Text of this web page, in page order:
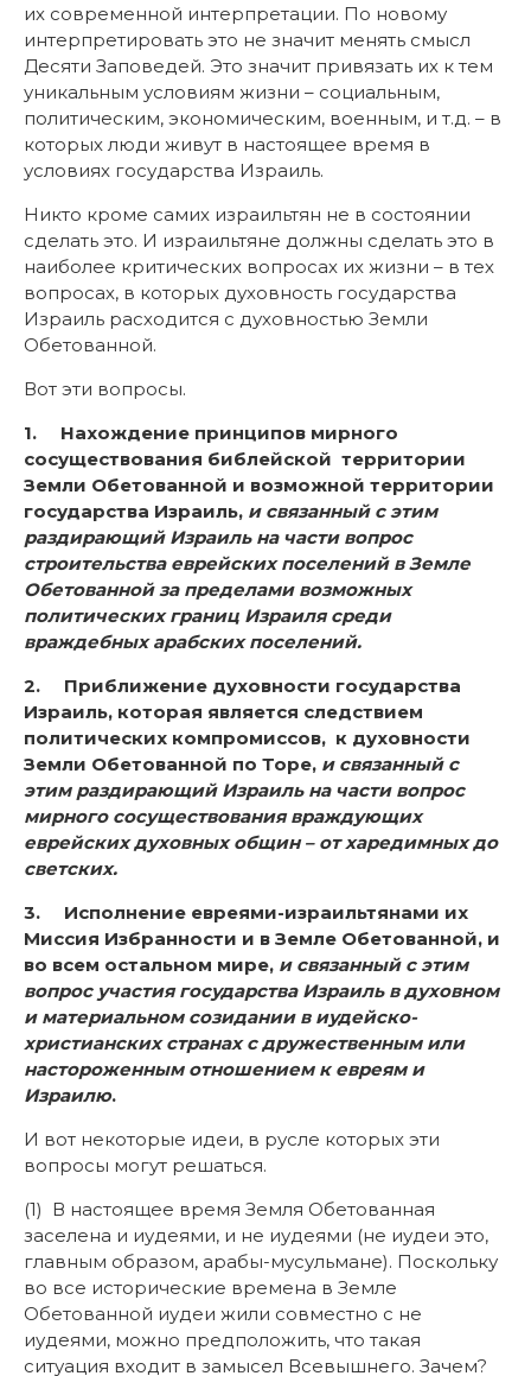
их современной интерпретации. По новому
интерпретировать это не значит менять смысл
Десяти Заповедей. Это значит привязать их к тем
уникальным условиям жизни – социальным,
политическим, экономическим, военным, и т.д. – в
которых люди живут в настоящее время в
условиях государства Израиль.
Никто кроме самих израильтян не в состоянии
сделать это. И израильтяне должны сделать это в
наиболее критических вопросах их жизни – в тех
вопросах, в которых духовность государства
Израиль расходится с духовностью Земли
Обетованной.
Вот эти вопросы.
1. Нахождение принципов мирного
сосуществования библейской территории
Земли Обетованной и возможной территории
государства Израиль, и связанный с этим
раздирающий Израиль на части вопрос
строительства еврейских поселений в Земле
Обетованной за пределами возможных
политических границ Израиля среди
враждебных арабских поселений.
2. Приближение духовности государства
Израиль, которая является следствием
политических компромиссов, к духовности
Земли Обетованной по Торе, и связанный с
этим раздирающий Израиль на части вопрос
мирного сосуществования враждующих
еврейских духовных общин – от харедимных до
светских.
3. Исполнение евреями-израильтянами их
Миссия Избранности и в Земле Обетованной, и
во всем остальном мире, и связанный с этим
вопрос участия государства Израиль в духовном
и материальном созидании в иудейско-
христианских странах с дружественным или
настороженным отношением к евреям и
Израилю.
И вот некоторые идеи, в русле которых эти
вопросы могут решаться.
(1) В настоящее время Земля Обетованная
заселена и иудеями, и не иудеями (не иудеи это,
главным образом, арабы-мусульмане). Поскольку
во все исторические времена в Земле
Обетованной иудеи жили совместно с не
иудеями, можно предположить, что такая
ситуация входит в замысел Всевышнего. Зачем?